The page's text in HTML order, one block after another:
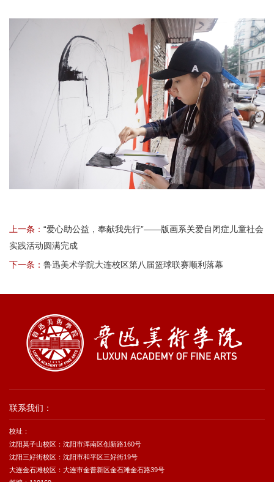
上一条： “爱心助公益，奉献我先行”——版画系关爱自闭症儿童社会
实践活动圆满完成
下一条： 鲁迅美术学院大连校区第八届篮球联赛顺利落幕
联系我们：
校址：
沈阳莫子山校区：沈阳市浑南区创新路160号
沈阳三好街校区：沈阳市和平区三好街19号
大连金石滩校区：大连市金普新区金石滩金石路39号